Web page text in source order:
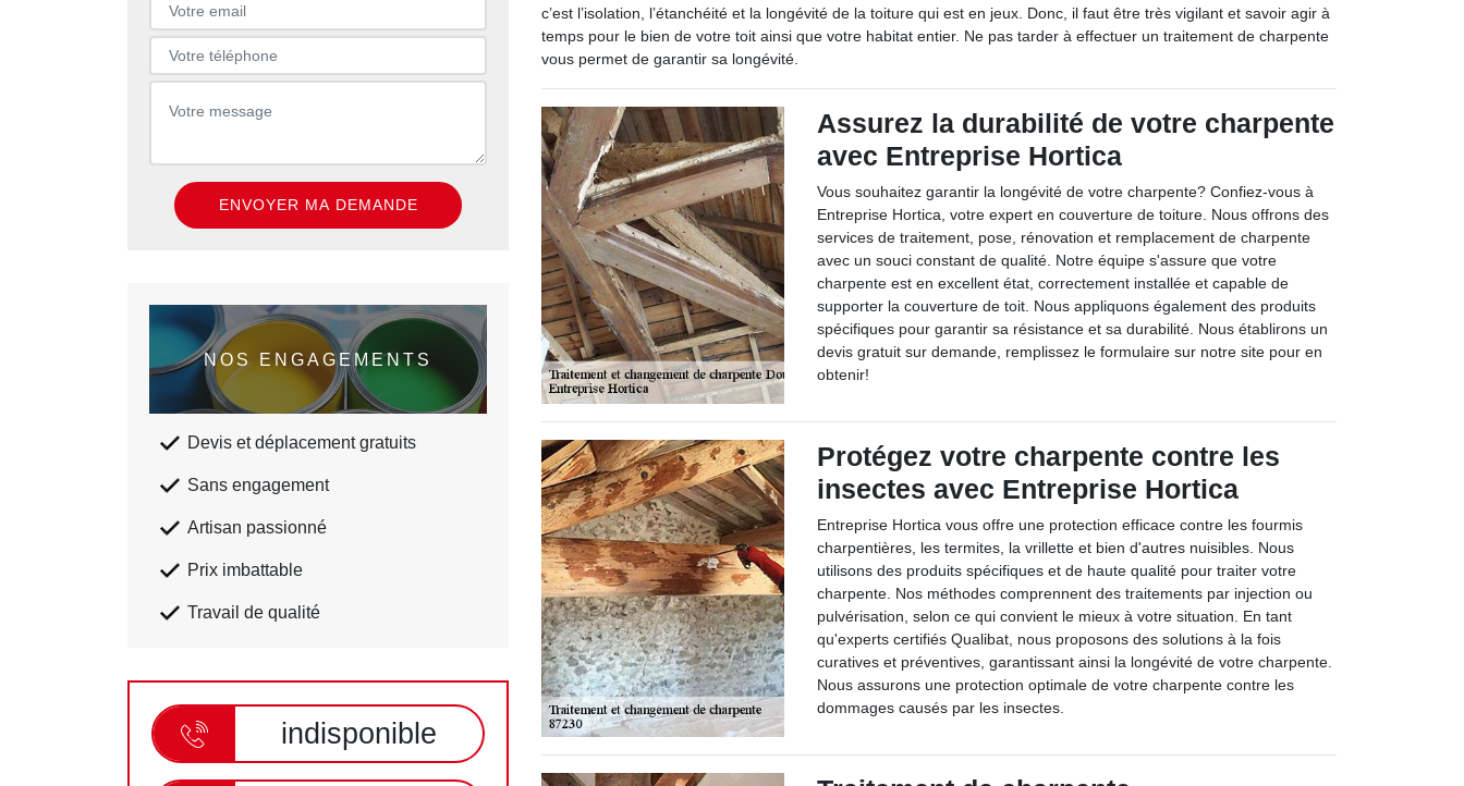
NOS ENGAGEMENTS
Devis et déplacement gratuits
Sans engagement
Artisan passionné
Prix imbattable
Travail de qualité
indisponible
c’est l’isolation, l’étanchéité et la longévité de la toiture qui est en jeux. Donc, il faut être très vigilant et savoir agir à
temps pour le bien de votre toit ainsi que votre habitat entier. Ne pas tarder à effectuer un traitement de charpente
vous permet de garantir sa longévité.
Assurez la durabilité de votre charpente
avec Entreprise Hortica
Vous souhaitez garantir la longévité de votre charpente? Confiez-vous à
Entreprise Hortica, votre expert en couverture de toiture. Nous offrons des
services de traitement, pose, rénovation et remplacement de charpente
avec un souci constant de qualité. Notre équipe s'assure que votre
charpente est en excellent état, correctement installée et capable de
supporter la couverture de toit. Nous appliquons également des produits
spécifiques pour garantir sa résistance et sa durabilité. Nous établirons un
devis gratuit sur demande, remplissez le formulaire sur notre site pour en
obtenir!
Protégez votre charpente contre les
insectes avec Entreprise Hortica
Entreprise Hortica vous offre une protection efficace contre les fourmis
charpentières, les termites, la vrillette et bien d'autres nuisibles. Nous
utilisons des produits spécifiques et de haute qualité pour traiter votre
charpente. Nos méthodes comprennent des traitements par injection ou
pulvérisation, selon ce qui convient le mieux à votre situation. En tant
qu'experts certifiés Qualibat, nous proposons des solutions à la fois
curatives et préventives, garantissant ainsi la longévité de votre charpente.
Nous assurons une protection optimale de votre charpente contre les
dommages causés par les insectes.